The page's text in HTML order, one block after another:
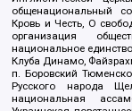
общенациональный
Кровь и Честь, О
организация
национальное
Клуба Динамо,
п. Боровский
Русского народа
национальная